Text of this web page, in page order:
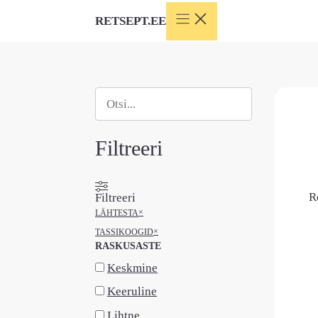
RETSEPT.EE
When autocomplete results are available
Filtreeri
Filtreeri
LÄHTESTA×
TASSIKOOGID×
RASKUSASTE
Keskmine
Keeruline
Lihtne